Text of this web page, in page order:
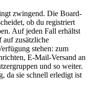
zwingend. Die Board-
ob du registriert
Auf jeden Fall erhältst
zusätzliche
stehen: zum
E-Mail-Versand an
und so weiter.
da sie schnell erledigt ist